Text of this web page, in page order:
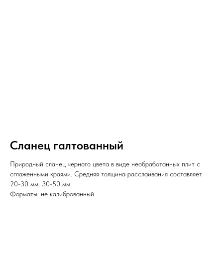
Сланец галтованный
Природный сланец черного цвета в виде необработанных плит с
сглаженными краями. Средняя толщина расслаивания составляет
20-30 мм, 30-50 мм.
Форматы: не калиброванный